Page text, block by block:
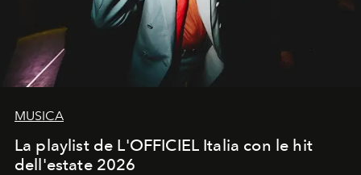
MUSICA
La playlist de L'OFFICIEL Italia con le hit
dell'estate 2026